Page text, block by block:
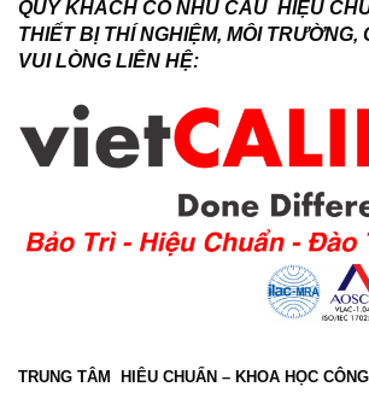
QUÝ KHÁCH CÓ NHU CẦU HIỆU
THIẾT BỊ THÍ NGHIỆM, MÔI TRƯỜNG,
VUI LÒNG LIÊN HỆ:
TRUNG TÂM HIÊU CHUẨN – KHOA HỌC